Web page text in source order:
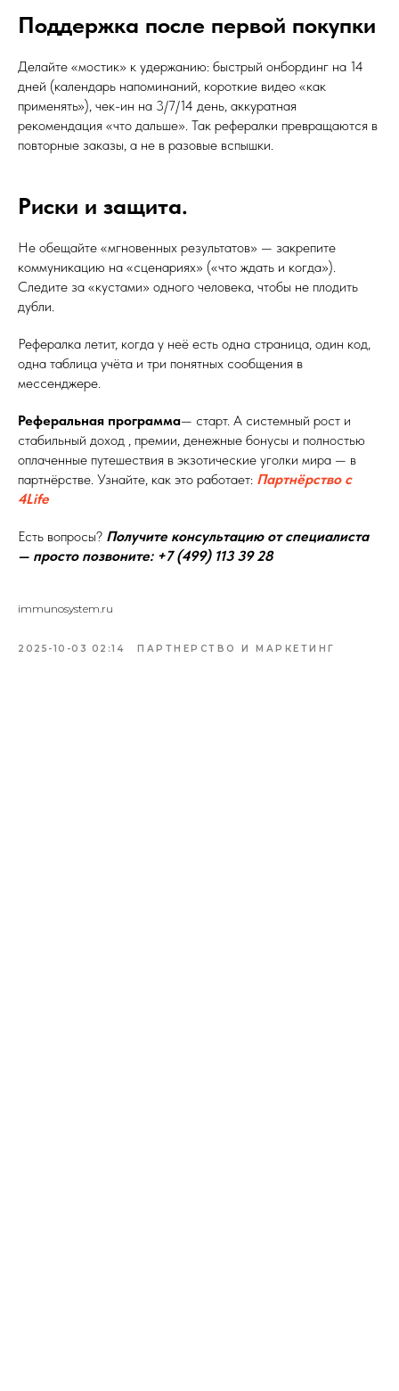
Поддержка после первой покупки
Делайте «мостик» к удержанию: быстрый онбординг на 14
дней (календарь напоминаний, короткие видео «как
применять»), чек-ин на 3/7/14 день, аккуратная
рекомендация «что дальше». Так рефералки превращаются в
повторные заказы, а не в разовые вспышки.
Риски и защита.
Не обещайте «мгновенных результатов» — закрепите
коммуникацию на «сценариях» («что ждать и когда»).
Следите за «кустами» одного человека, чтобы не плодить
дубли.
Рефералка летит, когда у неё есть одна страница, один код,
одна таблица учёта и три понятных сообщения в
мессенджере.
Реферальная программа— старт. А системный рост и
стабильный доход , премии, денежные бонусы и полностью
оплаченные путешествия в экзотические уголки мира — в
партнёрстве. Узнайте, как это работает: Партнёрство с
4Life
Есть вопросы? Получите консультацию от специалиста
— просто позвоните: +7 (499) 113 39 28
immunosystem.ru
2025-10-03 02:14 ПАРТНЕРСТВО И МАРКЕТИНГ